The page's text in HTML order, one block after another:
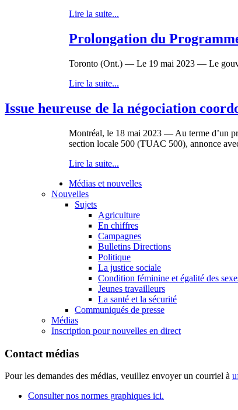
Lire la suite...
Prolongation du
Toronto (Ont.) — Le 19 mai 2023 — Le
Lire la suite...
Issue heureuse de la négociation
Montréal, le 18 mai 2023 — Au terme d’un
section locale 500 (TUAC 500), annonce
Lire la suite...
Médias et nouvelles
Nouvelles
Sujets
Agriculture
En chiffres
Campagnes
Bulletins Directions
Politique
La justice sociale
Condition féminine et égalité des
Jeunes travailleurs
La santé et la sécurité
Communiqués de presse
Médias
Inscription pour nouvelles en direct
Contact médias
Pour les demandes des médias, veuillez envoyer un courriel à
Consulter nos normes graphiques ici.